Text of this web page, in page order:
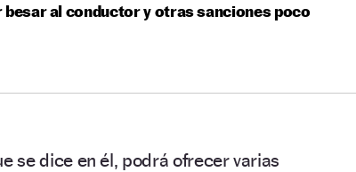
besar al conductor y otras sanciones poco
se dice en él, podrá ofrecer varias